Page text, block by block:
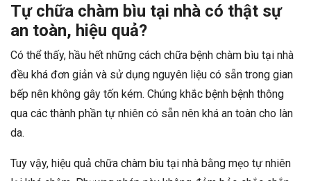
Tự chữa chàm bìu tại nhà có thật sự
an toàn, hiệu quả?
Có thể thấy, hầu hết những cách chữa bệnh chàm bìu tại nhà
đều khá đơn giản và sử dụng nguyên liệu có sẵn trong gian
bếp nên không gây tốn kém. Chúng khắc bệnh bệnh thông
qua các thành phần tự nhiên có sẵn nên khá an toàn cho làn
da.
Tuy vậy, hiệu quả chữa chàm bìu tại nhà bằng mẹo tự nhiên